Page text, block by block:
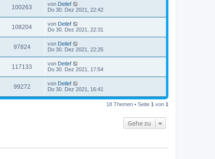
100263 von Detlef
Do 30. Dez 2021, 22:42
108204 von Detlef
Do 30. Dez 2021, 22:31
97824 von Detlef
Do 30. Dez 2021, 22:25
117133 von Detlef
Do 30. Dez 2021, 17:54
99272 von Detlef
Do 30. Dez 2021, 16:41
18 Themen • Seite 1 von 1
Gehe zu